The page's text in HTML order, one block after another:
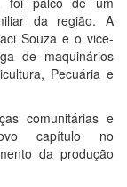
da região. A
Souza e o vice-
de maquinários
Pecuária e
comunitárias e
capítulo no
da produção